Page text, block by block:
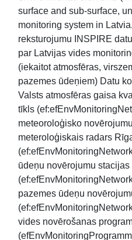
surface and sub-surface,
monitoring system in
reksturojumu INSPIRE
par Latvijas vides
(iekaitot atmosfēras,
pazemes ūdeņiem) Datu
Valsts atmosfēras gaisa
tīkls
meteoroloģisko
meteroloģiskais radars
ūdeņu novērojumu stacijas
pazemes ūdeņu
vides novērošanas